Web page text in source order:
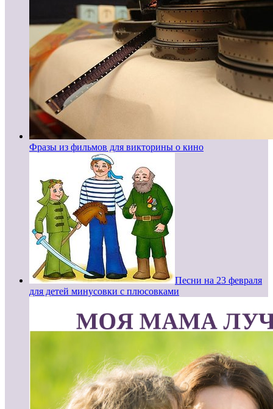
Фразы из фильмов для викторины о кино
Песни на 23 февраля
для детей минусовки с плюсовками